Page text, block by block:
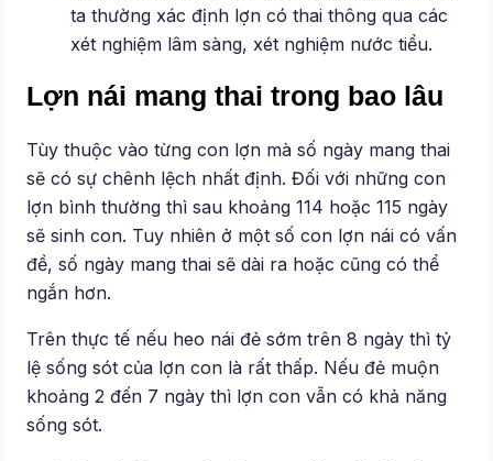
ta thường xác định lợn có thai thông qua các
xét nghiệm lâm sàng, xét nghiệm nước tiểu.
Lợn nái mang thai trong bao lâu
Tùy thuộc vào từng con lợn mà số ngày mang thai
sẽ có sự chênh lệch nhất định. Đối với những con
lợn bình thường thì sau khoảng 114 hoặc 115 ngày
sẽ sinh con. Tuy nhiên ở một số con lợn nái có vấn
đề, số ngày mang thai sẽ dài ra hoặc cũng có thể
ngắn hơn.
Trên thực tế nếu heo nái đẻ sớm trên 8 ngày thì tỷ
lệ sống sót của lợn con là rất thấp. Nếu đẻ muộn
khoảng 2 đến 7 ngày thì lợn con vẫn có khả năng
sống sót.